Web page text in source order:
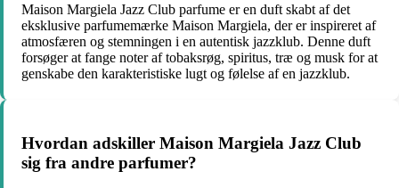
Maison Margiela Jazz Club parfume er en duft skabt af det
eksklusive parfumemærke Maison Margiela, der er inspireret af
atmosfæren og stemningen i en autentisk jazzklub. Denne duft
forsøger at fange noter af tobaksrøg, spiritus, træ og musk for at
genskabe den karakteristiske lugt og følelse af en jazzklub.
Hvordan adskiller Maison Margiela Jazz Club
sig fra andre parfumer?